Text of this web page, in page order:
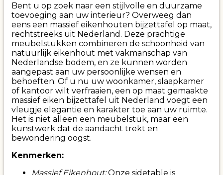
Bent u op zoek naar een stijlvolle en duurzame
toevoeging aan uw interieur? Overweeg dan
eens een massief eikenhouten bijzettafel op maat,
rechtstreeks uit Nederland. Deze prachtige
meubelstukken combineren de schoonheid van
natuurlijk eikenhout met vakmanschap van
Nederlandse bodem, en ze kunnen worden
aangepast aan uw persoonlijke wensen en
behoeften. Of u nu uw woonkamer, slaapkamer
of kantoor wilt verfraaien, een op maat gemaakte
massief eiken bijzettafel uit Nederland voegt een
vleugje elegantie en karakter toe aan uw ruimte.
Het is niet alleen een meubelstuk, maar een
kunstwerk dat de aandacht trekt en
bewondering oogst.
Kenmerken:
Massief Eikenhout:Onze sidetable is